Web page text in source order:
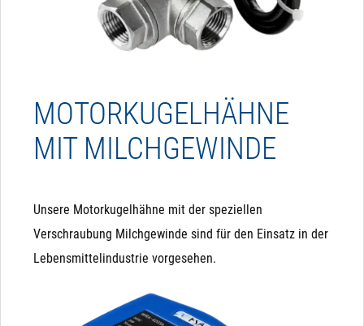
MOTORKUGELHÄHNE
MIT MILCHGEWINDE
Unsere Motorkugelhähne mit der speziellen
Verschraubung Milchgewinde sind für den Einsatz in der
Lebensmittelindustrie vorgesehen.